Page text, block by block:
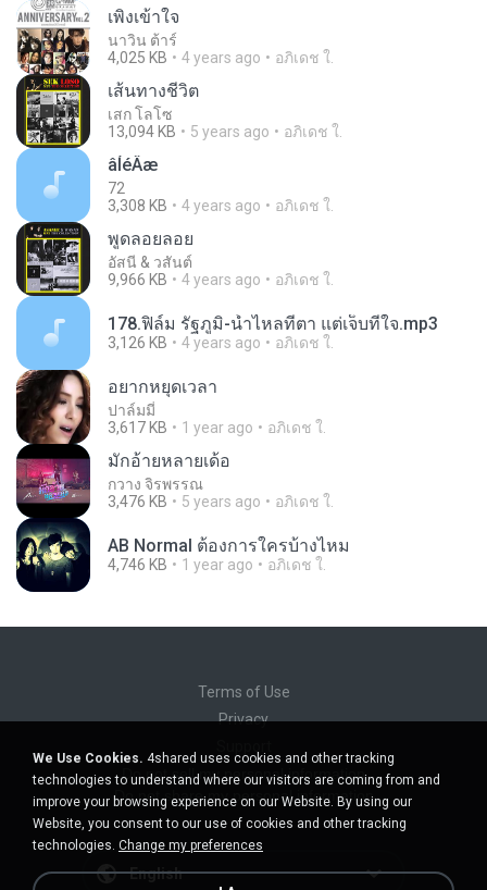
เพิ่งเข้าใจ
นาวิน ต้าร์
4,025 KB
4 years ago อภิเดช ใ.
เส้นทางชีวิต
เสก โลโซ
13,094 KB
5 years ago อภิเดช ใ.
âÍéÂæ
72
3,308 KB
4 years ago อภิเดช ใ.
พูดลอยลอย
อัสนี & วสันต์
9,966 KB
4 years ago อภิเดช ใ.
178.ฟิล์ม รัฐภูมิ-น้ำไหลที่ตา แต่เจ็บที่ใจ.mp3
3,126 KB 4 years ago อภิเดช ใ.
อยากหยุดเวลา
ปาล์มมี่
3,617 KB
1 year ago อภิเดช ใ.
มักอ้ายหลายเด้อ
กวาง จิรพรรณ
3,476 KB
5 years ago อภิเดช ใ.
AB Normal ต้องการใครบ้างไหม
4,746 KB 1 year ago อภิเดช ใ.
Terms of Use
Privacy
Do not sell my personal information
Do not share my personal information
English
We Use Cookies. 4shared uses cookies and other tracking
technologies to understand where our visitors are coming from and
improve your browsing experience on our Website. By using our
Website, you consent to our use of cookies and other tracking
technologies. Change my preferences